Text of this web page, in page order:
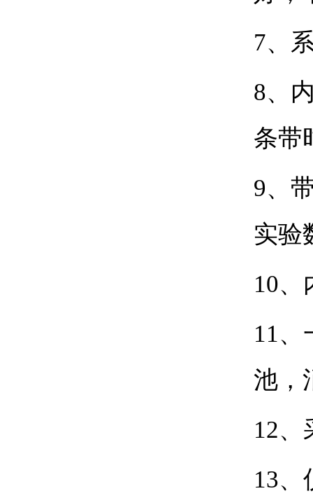
7、
8、
条带
9、
实验
10、
11、
池，
12、
13